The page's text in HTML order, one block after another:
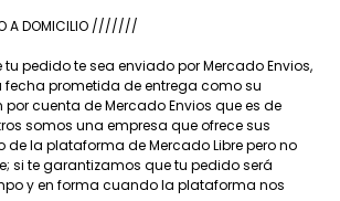
A DOMICILIO ///////
pedido te sea enviado por Mercado Envios,
prometida de entrega como su
cuenta de Mercado Envios que es de
somos una empresa que ofrece sus
de la plataforma de Mercado Libre pero no
si te garantizamos que tu pedido será
y en forma cuando la plataforma nos